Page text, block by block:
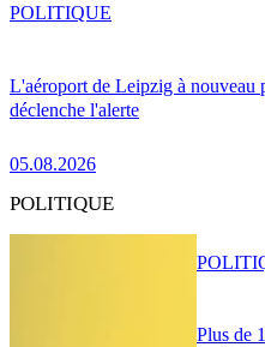
L'aéroport de Leipzig à nouveau
déclenche l'alerte
05.08.2026
POLITIQUE
POLITIQUE
Plus de